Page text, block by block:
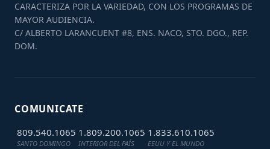
CARACTERIZA POR LA VARIEDAD, CON LOS PROGRAMAS DE
MAYOR AUDIENCIA.
C/ ALBERTO LARANCUENT #8, ENS. NACO, STO. DGO., REP.
DOM.
COMUNICATE
809.540.1065
SANTO DOMINGO
1.809.200.1065
INTERIOR DEL PAÍS
1.833.610.1065
EEUU Y EL MUNDO